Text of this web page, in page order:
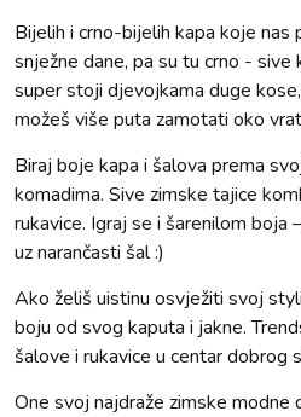
Bijelih i crno-bijelih kapa koje nas
snježne dane, pa su tu crno - sive
super stoji djevojkama duge
možeš više puta zamotati oko
Biraj boje kapa i šalova prema
komadima. Sive zimske tajice
rukavice. Igraj se i šarenilom boja
uz narančasti šal :)
Ako želiš uistinu osvježiti svoj
boju od svog kaputa i jakne.
šalove i rukavice u centar dobrog
One svoj najdraže zimske modne